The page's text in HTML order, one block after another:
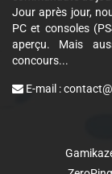
Jour après jour,
PC et consoles
aperçu. Mais
concours...
E-mail :